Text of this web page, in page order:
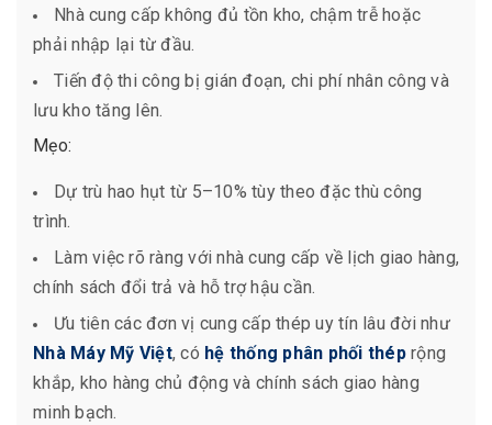
Nhà cung cấp không đủ tồn kho, chậm trễ hoặc
phải nhập lại từ đầu.
Tiến độ thi công bị gián đoạn, chi phí nhân công và
lưu kho tăng lên.
Mẹo:
Dự trù hao hụt từ 5–10% tùy theo đặc thù công
trình.
Làm việc rõ ràng với nhà cung cấp về lịch giao hàng,
chính sách đổi trả và hỗ trợ hậu cần.
Ưu tiên các đơn vị cung cấp thép uy tín lâu đời như
Nhà Máy Mỹ Việt, có hệ thống phân phối théprộng
khắp, kho hàng chủ động và chính sách giao hàng
minh bạch.